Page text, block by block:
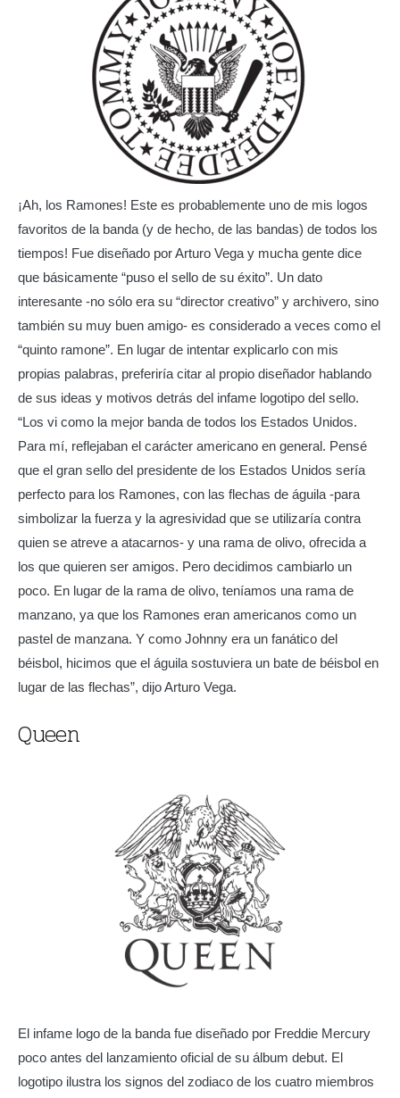
¡Ah, los Ramones! Este es probablemente uno de mis logos
favoritos de la banda (y de hecho, de las bandas) de todos los
tiempos! Fue diseñado por Arturo Vega y mucha gente dice
que básicamente “puso el sello de su éxito”. Un dato
interesante -no sólo era su “director creativo” y archivero, sino
también su muy buen amigo- es considerado a veces como el
“quinto ramone”. En lugar de intentar explicarlo con mis
propias palabras, preferiría citar al propio diseñador hablando
de sus ideas y motivos detrás del infame logotipo del sello.
“Los vi como la mejor banda de todos los Estados Unidos.
Para mí, reflejaban el carácter americano en general. Pensé
que el gran sello del presidente de los Estados Unidos sería
perfecto para los Ramones, con las flechas de águila -para
simbolizar la fuerza y la agresividad que se utilizaría contra
quien se atreve a atacarnos- y una rama de olivo, ofrecida a
los que quieren ser amigos. Pero decidimos cambiarlo un
poco. En lugar de la rama de olivo, teníamos una rama de
manzano, ya que los Ramones eran americanos como un
pastel de manzana. Y como Johnny era un fanático del
béisbol, hicimos que el águila sostuviera un bate de béisbol en
lugar de las flechas”, dijo Arturo Vega.
Queen
El infame logo de la banda fue diseñado por Freddie Mercury
poco antes del lanzamiento oficial de su álbum debut. El
logotipo ilustra los signos del zodiaco de los cuatro miembros